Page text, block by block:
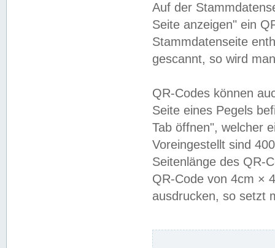
Auf der
Seite anzeigen" ein
Stammdatenseite
gescannt, so wird
QR-Codes können
Seite eines Pegels
Tab öffnen", welcher
Voreingestellt sind
Seitenlänge des QR-
QR-Code von 4cm ×
ausdrucken, so setzt